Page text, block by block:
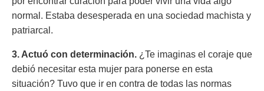
normal. Estaba desesperada en una sociedad machista y
patriarcal.
3. Actuó con determinación. ¿Te imaginas el coraje que
debió necesitar esta mujer para ponerse en esta
situación? Tuvo que ir en contra de todas las normas